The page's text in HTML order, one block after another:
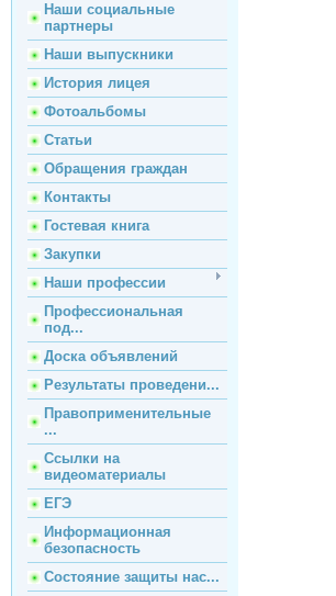
Наши социальные
партнеры
Наши выпускники
История лицея
Фотоальбомы
Статьи
Обращения граждан
Контакты
Гостевая книга
Закупки
Наши профессии
Профессиональная
под...
Доска объявлений
Результаты проведени...
Правоприменительные
...
Ссылки на
видеоматериалы
ЕГЭ
Информационная
безопасность
Состояние защиты нас...